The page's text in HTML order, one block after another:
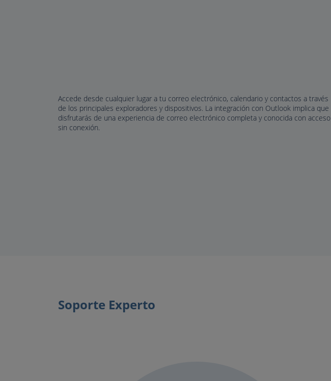
Accede desde cualquier lugar a tu correo electrónico, calendario y contactos a través
de los principales exploradores y dispositivos. La integración con Outlook implica que
disfrutarás de una experiencia de correo electrónico completa y conocida con acceso
sin conexión.
Soporte Experto